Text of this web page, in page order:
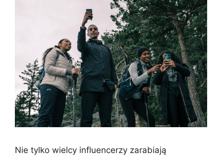
Nie tylko wielcy influencerzy zarabiają